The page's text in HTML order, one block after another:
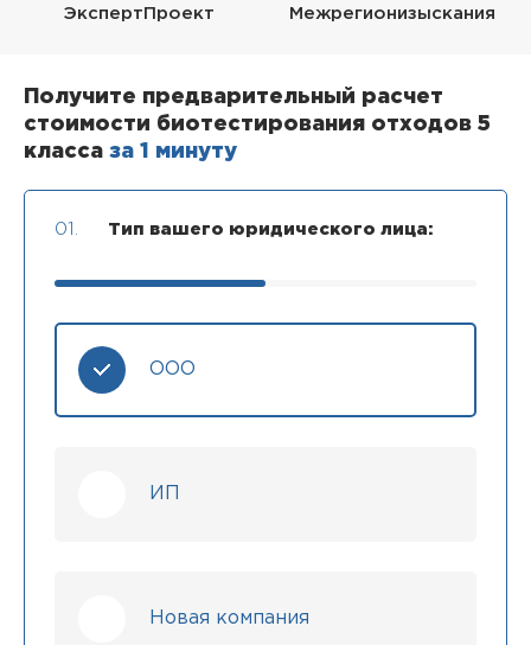
ЭкспертПроект
Межрегионизыскания
Получите предварительный расчет
стоимости биотестирования отходов 5
класса за 1 минуту
01. Тип вашего юридического лица:
ООО
ИП
Новая компания